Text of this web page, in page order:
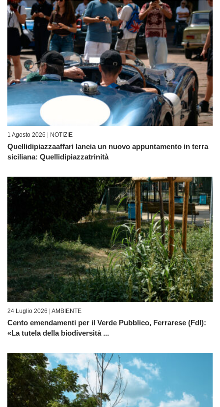
1 Agosto 2026 | NOTIZIE
Quellidipiazzaaffari lancia un nuovo appuntamento in terra
siciliana: Quellidipiazzatrinità
24 Luglio 2026 | AMBIENTE
Cento emendamenti per il Verde Pubblico, Ferrarese (FdI):
«La tutela della biodiversità ...